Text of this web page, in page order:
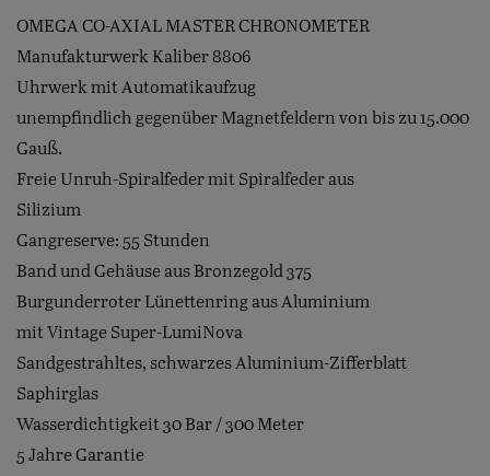
OMEGA CO-AXIAL MASTER CHRONOMETER
Manufakturwerk Kaliber 8806
Uhrwerk mit Automatikaufzug
unempfindlich gegenüber Magnetfeldern von bis zu 15.000
Gauß.
Freie Unruh-Spiralfeder mit Spiralfeder aus
Silizium
Gangreserve: 55 Stunden
Band und Gehäuse aus Bronzegold 375
Burgunderroter Lünettenring aus Aluminium
mit Vintage Super-LumiNova
Sandgestrahltes, schwarzes Aluminium-Zifferblatt
Saphirglas
Wasserdichtigkeit 30 Bar / 300 Meter
5 Jahre Garantie